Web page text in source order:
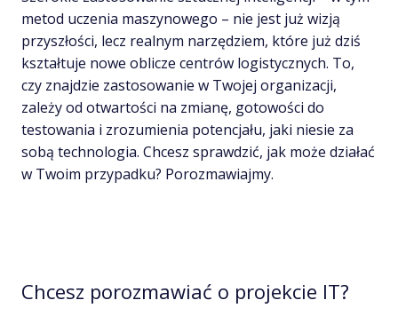
metod uczenia maszynowego – nie jest już wizją
przyszłości, lecz realnym narzędziem, które już dziś
kształtuje nowe oblicze centrów logistycznych. To,
czy znajdzie zastosowanie w Twojej organizacji,
zależy od otwartości na zmianę, gotowości do
testowania i zrozumienia potencjału, jaki niesie za
sobą technologia. Chcesz sprawdzić, jak może działać
w Twoim przypadku? Porozmawiajmy.
Chcesz porozmawiać o projekcie IT?